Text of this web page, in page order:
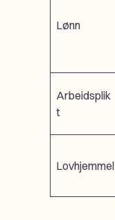
Lønn
Arbeidsplik
t
Lovhjemmel